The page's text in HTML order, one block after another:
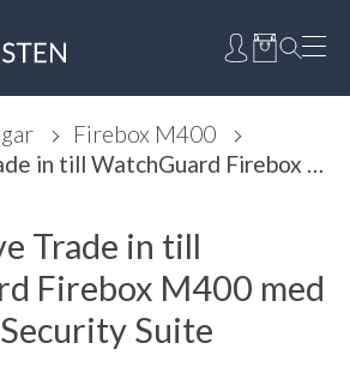
Firebox M400
Competitive Trade in till WatchGuard Firebox M400 med 3 års Total Security Suite
Trade in till
Firebox M400 med
Suite